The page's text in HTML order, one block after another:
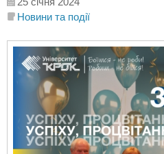
Новини та події